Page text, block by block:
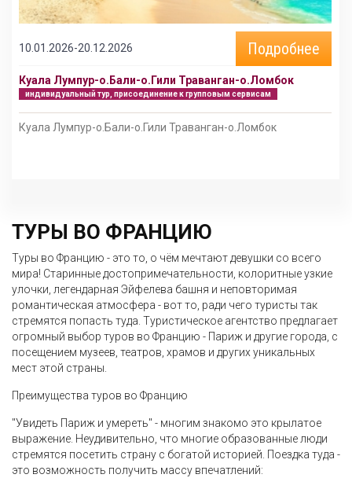
10.01.2026-20.12.2026 Подробнее
Куала Лумпур-о.Бали-о.Гили Траванган-о.Ломбок
индивидуальный тур, присоединение к групповым сервисам
Куала Лумпур-о.Бали-о.Гили Траванган-о.Ломбок
ТУРЫ ВО ФРАНЦИЮ
Туры во Францию - это то, о чём мечтают девушки со всего
мира! Старинные достопримечательности, колоритные узкие
улочки, легендарная Эйфелева башня и неповторимая
романтическая атмосфера - вот то, ради чего туристы так
стремятся попасть туда. Туристическое агентство предлагает
огромный выбор туров во Францию - Париж и другие города, с
посещением музеев, театров, храмов и других уникальных
мест этой страны.
Преимущества туров во Францию
"Увидеть Париж и умереть" - многим знакомо это крылатое
выражение. Неудивительно, что многие образованные люди
стремятся посетить страну с богатой историей. Поездка туда -
это возможность получить массу впечатлений: